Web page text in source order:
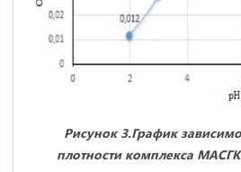
Рисунок 3.График
плотности комплекса